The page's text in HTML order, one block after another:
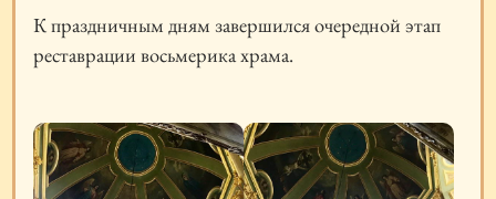
К праздничным дням завершился очередной этап
реставрации восьмерика храма.